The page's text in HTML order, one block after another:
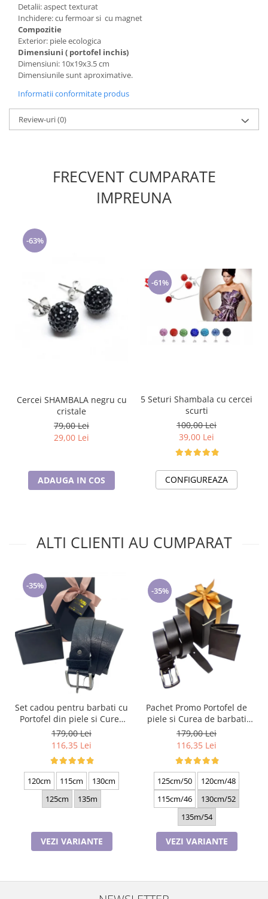
Detalii: aspect texturat
Inchidere: cu fermoar si cu magnet
Compozitie
Exterior: piele ecologica
Dimensiuni ( portofel inchis)
Dimensiuni: 10x19x3.5 cm
Dimensiunile sunt aproximative.
Informatii conformitate produs
Review-uri(0)
FRECVENT CUMPARATE
IMPREUNA
-63%
Cercei SHAMBALA negru cu
cristale
79,00 Lei
29,00 Lei
ADAUGA IN COS
-61%
5 Seturi Shambala cu cercei
scurti
100,00 Lei
39,00 Lei
CONFIGUREAZA
ALTI CLIENTI AU CUMPARAT
-35%
Set cadou pentru barbati cu
Portofel din piele si Curea
de barbati, negru 2210-4
179,00 Lei
116,35 Lei
120cm 115cm
130cm
125cm
135m
VEZI VARIANTE
-35%
Pachet Promo Portofel de
piele si Curea de barbati
neagra C130N-1881.4
179,00 Lei
116,35 Lei
125cm/50
120cm/48
115cm/46
130cm/52
135m/54
VEZI VARIANTE